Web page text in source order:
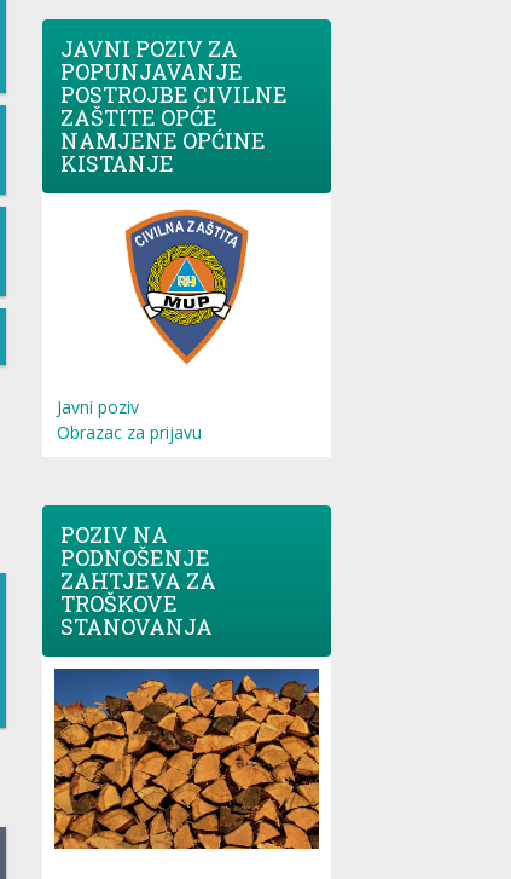
JAVNI POZIV ZA
POPUNJAVANJE
POSTROJBE CIVILNE
ZAŠTITE OPĆE
NAMJENE OPĆINE
KISTANJE
Javni poziv
Obrazac za prijavu
POZIV NA
PODNOŠENJE
ZAHTJEVA ZA
TROŠKOVE
STANOVANJA